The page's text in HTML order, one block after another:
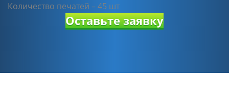
Количество печатей – 45 шт
Оставьте заявку